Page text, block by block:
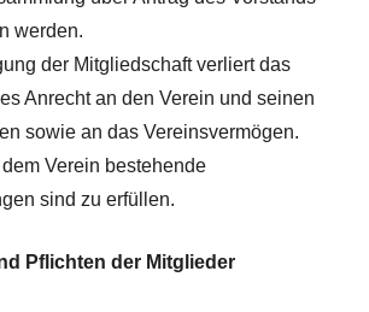
werden.
der Mitgliedschaft verliert das
Anrecht an den Verein und seinen
sowie an das Vereinsvermögen.
Verein bestehende
sind zu erfüllen.
Pflichten der Mitglieder